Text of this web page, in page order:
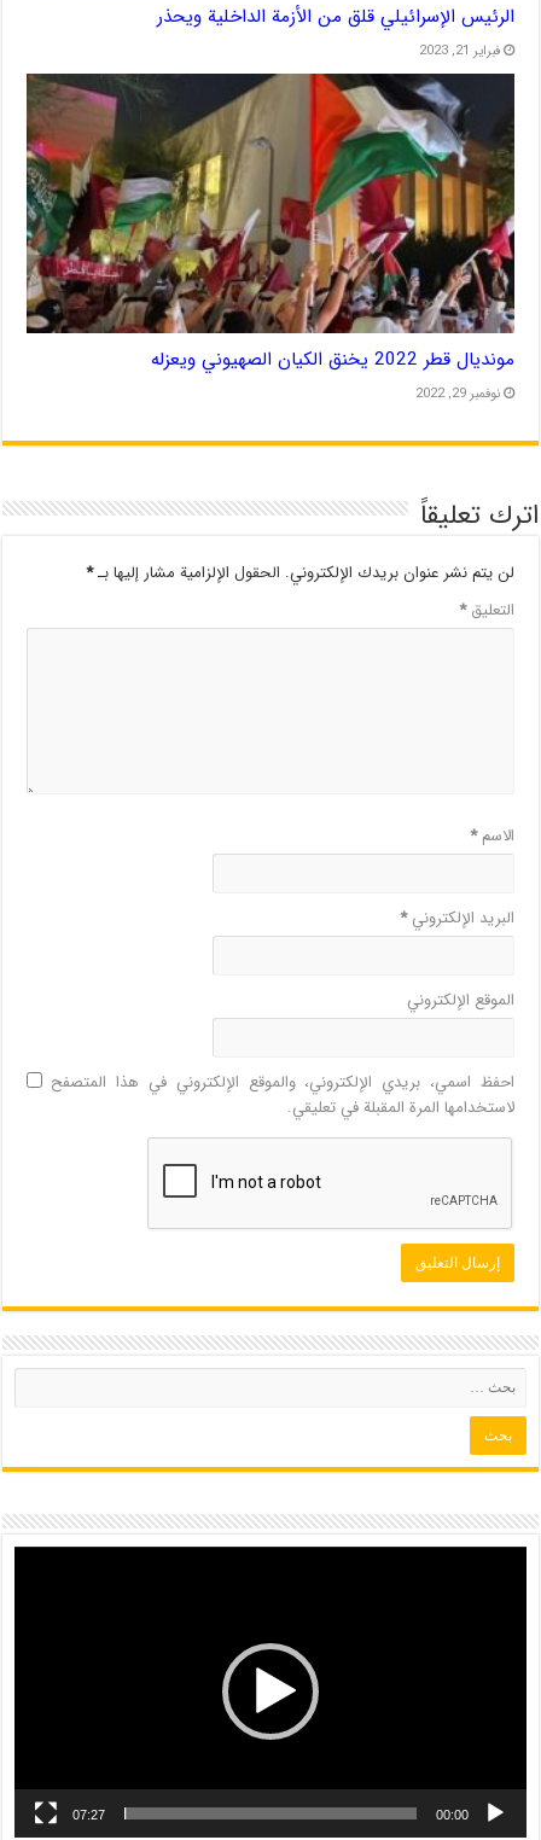
الرئيس الإسرائيلي قلق من الأزمة الداخلية ويحذر
فبراير 21, 2023
مونديال قطر 2022 يخنق الكيان الصهيوني ويعزله
نوفمبر 29, 2022
اترك تعليقاً
لن يتم نشر عنوان بريدك الإلكتروني. الحقول الإلزامية مشار إليها بـ*
التعليق*
الاسم*
البريد الإلكتروني*
الموقع الإلكتروني
احفظ اسمي، بريدي الإلكتروني، والموقع الإلكتروني في هذا المتصفح
لاستخدامها المرة المقبلة في تعليقي.
00:00
07:27